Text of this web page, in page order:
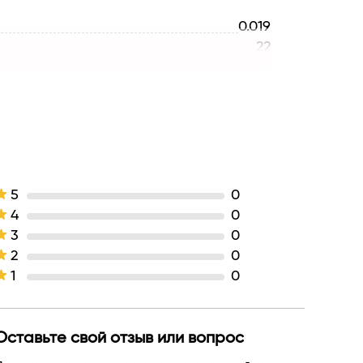
0.019
22
увлажнение
полувлажный сатиновый финиш
Помада
кремовая
322 арбузный сорбет
БЕЛАРУСЬ
5
0
4
0
3
0
2
0
1
0
свой отзыв или вопрос